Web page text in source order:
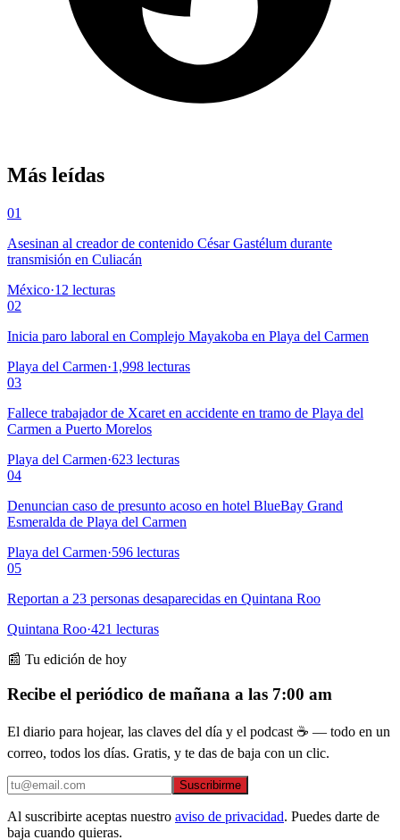
Más leídas
01
Asesinan al creador de contenido César Gastélum durante
transmisión en Culiacán
México·12 lecturas
02
Inicia paro laboral en Complejo Mayakoba en Playa del Carmen
Playa del Carmen·1,998 lecturas
03
Fallece trabajador de Xcaret en accidente en tramo de Playa del
Carmen a Puerto Morelos
Playa del Carmen·623 lecturas
04
Denuncian caso de presunto acoso en hotel BlueBay Grand
Esmeralda de Playa del Carmen
Playa del Carmen·596 lecturas
05
Reportan a 23 personas desaparecidas en Quintana Roo
Quintana Roo·421 lecturas
📰 Tu edición de hoy
Recibe el periódico de mañana a las 7:00 am
El diario para hojear, las claves del día y el podcast ☕ — todo en un
correo, todos los días. Gratis, y te das de baja con un clic.
Suscribirme
Al suscribirte aceptas nuestro aviso de privacidad. Puedes darte de
baja cuando quieras.